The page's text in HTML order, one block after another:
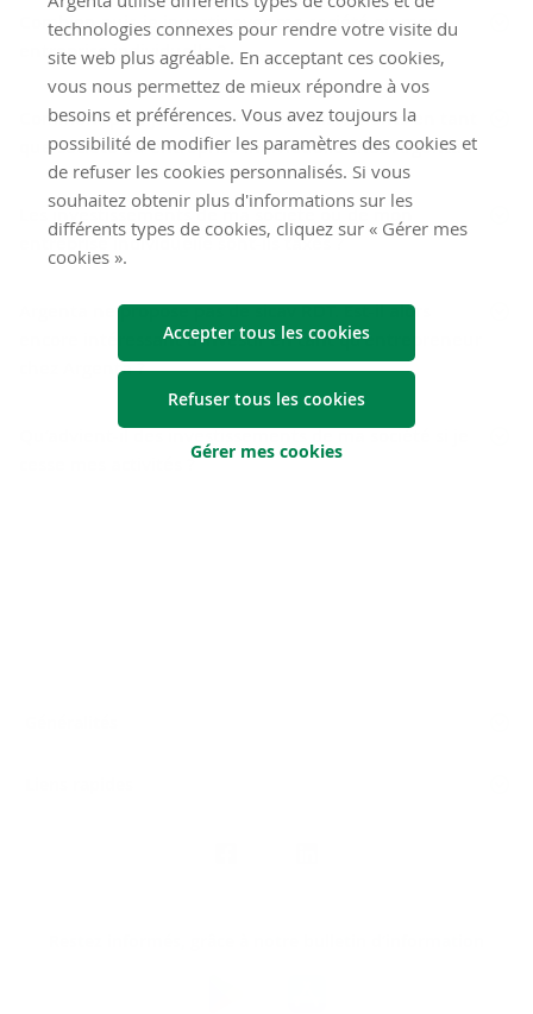
technologies connexes pour rendre votre visite du
site web plus agréable. En acceptant ces cookies,
vous nous permettez de mieux répondre à vos
besoins et préférences. Vous avez toujours la
possibilité de modifier les paramètres des cookies et
de refuser les cookies personnalisés. Si vous
souhaitez obtenir plus d'informations sur les
différents types de cookies, cliquez sur « Gérer mes
cookies ».
Accepter tous les cookies
Refuser tous les cookies
Gérer mes cookies
Combien puis-je investir avec ma société ou mon
entreprise individuelle ?
Comment puis-je suivre mes investissements en tant
que société ou entreprise individuelle chez Argenta ?
Les investissements de ma société ou de mon
entreprise individuelle sont-ils taxés ?
Argenta ne propose pas de sicav RDT. Est-il alors
encore intéressant d’investir en tant qu’entrepreneur
chez Argenta ?
Qu’advient-il des investissements de ma société si je
cesse mes activités ?